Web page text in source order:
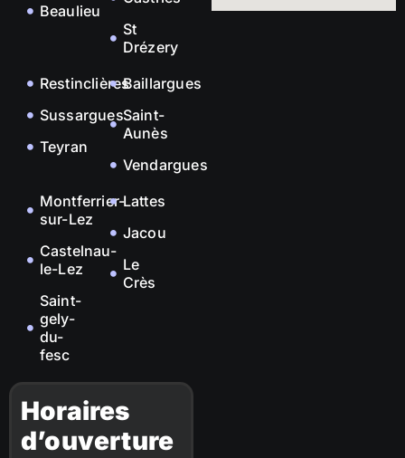
Beaulieu
St
Drézery
Restinclières
Sussargues
Teyran
Baillargues
Saint-
Aunès
Vendargues
Montferrier-
sur-Lez
Castelnau-
le-Lez
Saint-
gely-
du-
fesc
Lattes
Jacou
Le
Crès
Horaires
d’ouverture